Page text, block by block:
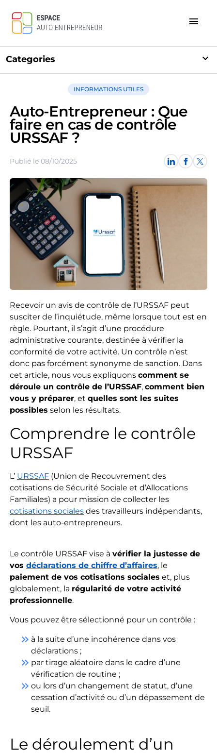
menu
Categories expand_more
INFORMATIONS UTILES
Auto-Entrepreneur : Que
faire en cas de contrôle
URSSAF ?
Publié le 08/10/2025
Recevoir un avis de contrôle de l’URSSAF peut
susciter de l’inquiétude, même lorsque tout est en
règle. Pourtant, il s’agit d’une procédure
administrative courante, destinée à vérifier la
conformité de votre activité. Un contrôle n’est
donc pas forcément synonyme de sanction. Dans
cet article, nous vous expliquons comment se
déroule un contrôle de l’URSSAF, comment bien
vous y préparer, et quelles sont les suites
possibles selon les résultats.
Comprendre le contrôle
URSSAF
L’ URSSAF (Union de Recouvrement des
cotisations de Sécurité Sociale et d’Allocations
Familiales) a pour mission de collecter les
cotisations sociales des travailleurs indépendants,
dont les auto-entrepreneurs.
Le contrôle URSSAF vise à vérifier la justesse de
vos déclarations de chiffre d’affaires, le
paiement de vos cotisations sociales et, plus
globalement, la régularité de votre activité
professionnelle.
Vous pouvez être sélectionné pour un contrôle :
keyboard_double_arrow_right à la suite d’une incohérence dans vos
déclarations ;
keyboard_double_arrow_right par tirage aléatoire dans le cadre d’une
vérification de routine ;
keyboard_double_arrow_right ou lors d’un changement de statut, d’une
cessation d’activité ou d’un dépassement de
seuil.
Le déroulement d’un